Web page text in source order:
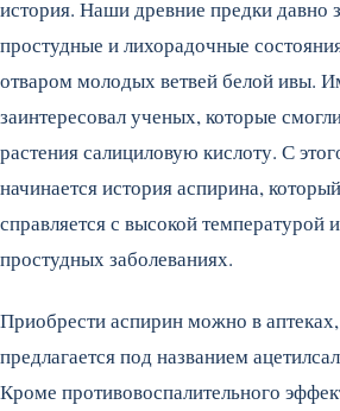
история. Наши древние предки давно
простудные и лихорадочные
отваром молодых ветвей белой ивы.
заинтересовал ученых, которые
растения салициловую кислоту. С
начинается история аспирина,
справляется с высокой температурой
простудных заболеваниях.
Приобрести аспирин можно в
предлагается под названием
Кроме противовоспалительного